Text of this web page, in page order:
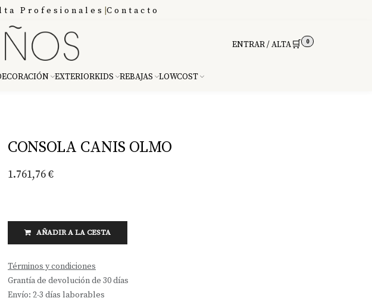
Profesionales Contacto
ENTRAR / ALTA🛒 0
EXTERIORKIDS REBAJAS LOWCOST
CONSOLA CANIS OLMO
1.761,76€
AÑADIR A LA CESTA
Términos y condiciones
Grantía de devolución de 30 días
Envío: 2-3 días laborables